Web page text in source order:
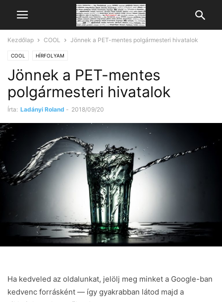
Kezdőlap COOL Jönnek a PET-mentes polgármesteri hivatalok
COOL HÍRFOLYAM
Jönnek a PET-mentes
polgármesteri hivatalok
Írta: Ladányi Roland - 2018/09/20
Ha kedveled az oldalunkat, jelölj meg minket a Google-ban
kedvenc forrásként — így gyakrabban látod majd a